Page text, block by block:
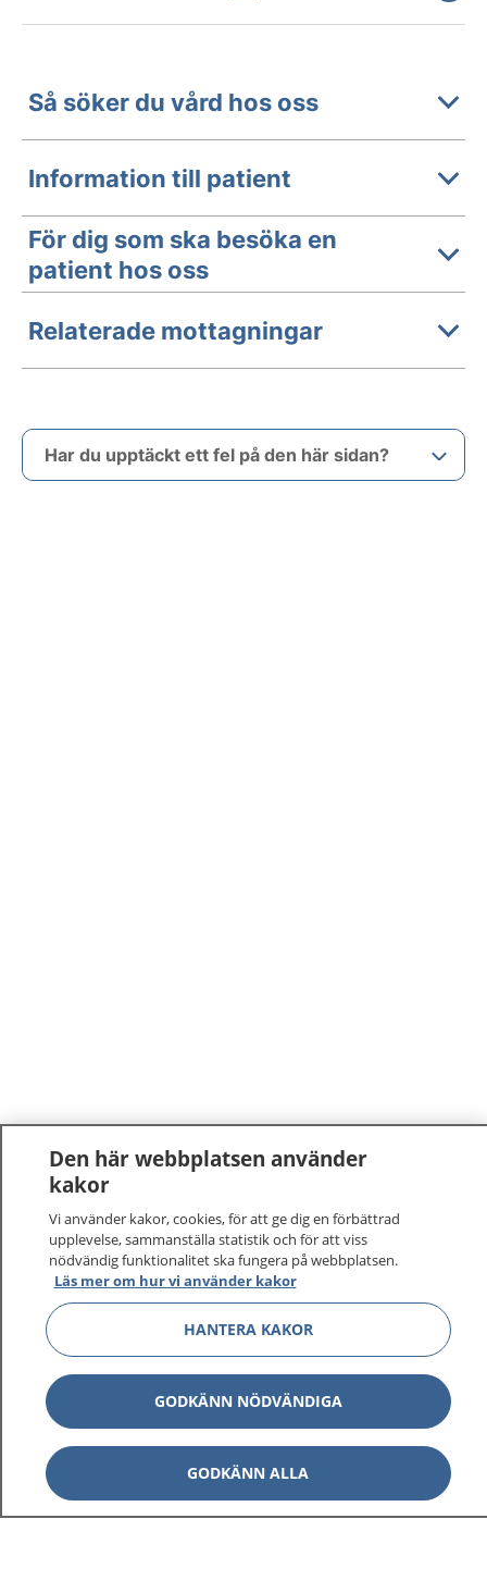
Så söker du vård hos oss
Information till patient
För dig som ska besöka en
patient hos oss
Relaterade mottagningar
Har du upptäckt ett fel på den här sidan?
Den här webbplatsen använder
kakor
Vi använder kakor, cookies, för att ge dig en förbättrad
upplevelse, sammanställa statistik och för att viss
nödvändig funktionalitet ska fungera på webbplatsen.
Läs mer om hur vi använder kakor
HANTERA KAKOR
GODKÄNN NÖDVÄNDIGA
GODKÄNN ALLA